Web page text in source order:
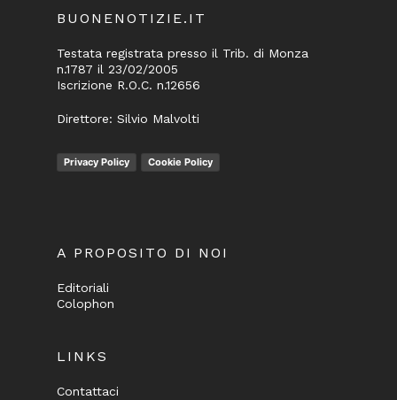
BUONENOTIZIE.IT
Testata registrata presso il Trib. di Monza
n.1787 il 23/02/2005
Iscrizione R.O.C. n.12656
Direttore: Silvio Malvolti
Privacy Policy Cookie Policy
A PROPOSITO DI NOI
Editoriali
Colophon
LINKS
Contattaci